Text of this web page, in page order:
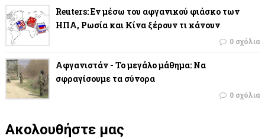
Reuters: Εν μέσω του αφγανικού φιάσκο των
ΗΠΑ, Ρωσία και Κίνα ξέρουν τι κάνουν
0 σχόλια
Αφγανιστάν - Το μεγάλο μάθημα: Να
σφραγίσουμε τα σύνορα
0 σχόλια
Ακολουθήστε μας